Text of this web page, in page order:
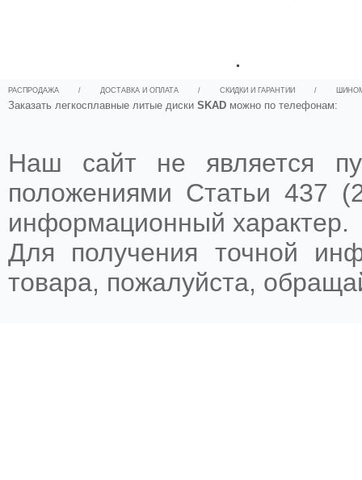
.
РАСПРОДАЖА / ДОСТАВКА И ОПЛАТА / СКИДКИ И ГАРАНТИИ /
Заказать легкосплавные литые диски SKAD можно по телефонам:
Наш сайт не является
положениями Статьи 437
информационный характер.
Для получения точной
товара, пожалуйста,